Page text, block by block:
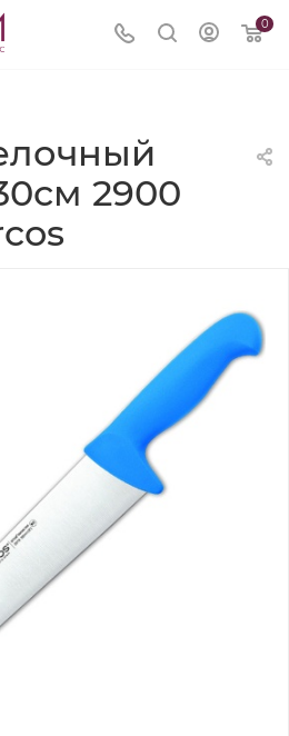
0
2900